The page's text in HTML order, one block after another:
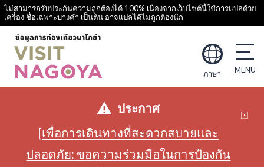
ไม่สามารถรับประกันความถูกต้องได้ 100% เนื่องจากเว็บไซต์นี้ใช้การแปลด้วย
เครื่อง ชื่อเฉพาะบางคำ เป็นต้น อาจแปลได้ไม่ถูกต้องนัก
ภาษา
ประกาศ
[เพื่อการเดินทางที่สะดวกสบายและ
ปลอดภัย: ขอความร่วมมือในการป้องกัน